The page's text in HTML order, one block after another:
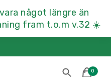
något längre än
fram t.o.m v.32 ☀️
0